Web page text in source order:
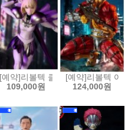
루카이[4545784070420]
바니 슈트 플래닝 - 실버 배럴
[예약]리볼텍 클레이모어 - 클레
109,000원
[예약]리볼텍
124,000원